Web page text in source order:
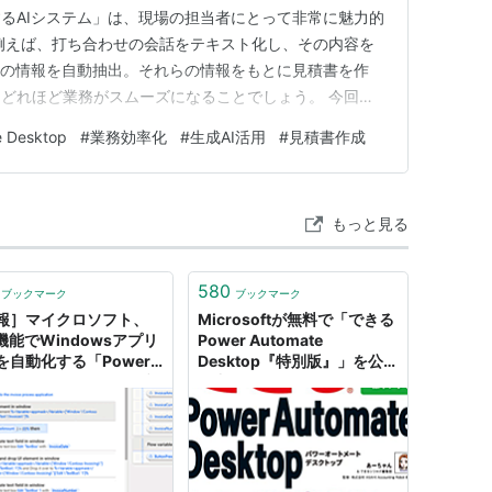
AIシステム」は、現場の担当者にとって非常に魅力的
ば、打ち合わせの会話をテキスト化し、その内容を
情報を自動抽出。それらの情報をもとに見積書を作
れほど業務がスムーズになることでしょう。 今回
を構築してみました。低コストかつノーコード寄りの
Desktop #業務効率化 #生成AI活用 #見積書作成
もっと見る
ブックマーク
］マイクロソフト、
能でWindowsアプリ
自動化する「Power
プレビュー開始、日本
。Ignite 2020
580 ブックマーク
Microsoftが無料で「できる
Power Automate
Desktop『特別版』」を公
「Power Automate
Desktop」の使い方をやさ
しく解説した電子書籍
【Book Watch/ニュース】